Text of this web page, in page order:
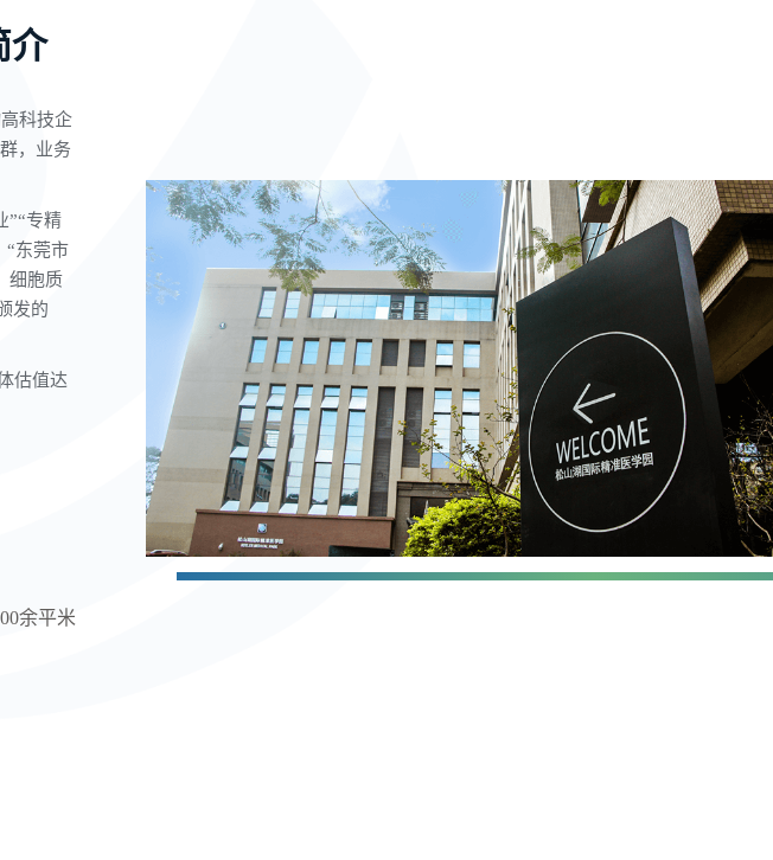
介
科技企
，业务
”“专精
“东莞市
细胞质
发的
估值达
余平米